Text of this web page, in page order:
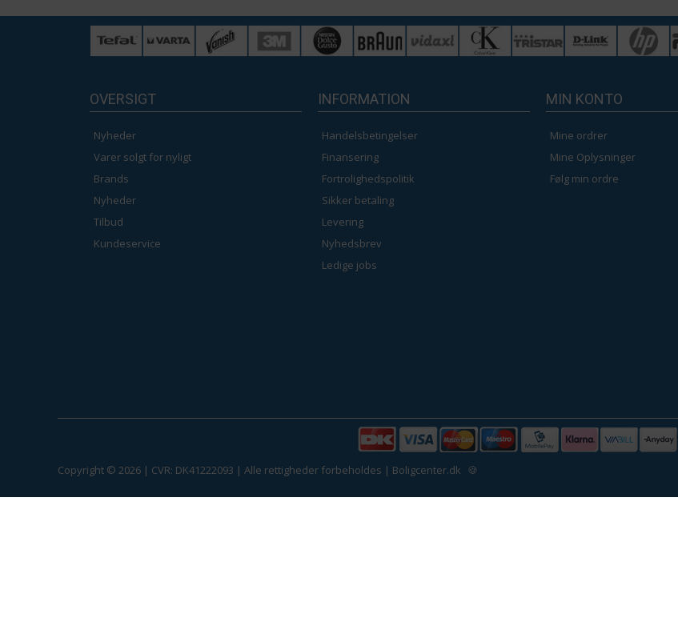
OVERSIGT
Nyheder
Varer solgt for nyligt
Brands
Nyheder
Tilbud
Kundeservice
INFORMATION
Handelsbetingelser
Finansering
Fortrolighedspolitik
Sikker betaling
Levering
Nyhedsbrev
Ledige jobs
MIN KONTO
Mine ordrer
Mine Oplysninger
Følg min ordre
Copyright © 2026 | CVR: DK41222093 | Alle rettigheder forbeholdes | Boligcenter.dk 🍪